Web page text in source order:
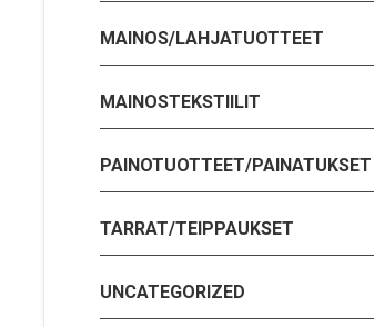
MAINOS/LAHJATUOTTEET
MAINOSTEKSTIILIT
PAINOTUOTTEET/PAINATUKSET
TARRAT/TEIPPAUKSET
UNCATEGORIZED